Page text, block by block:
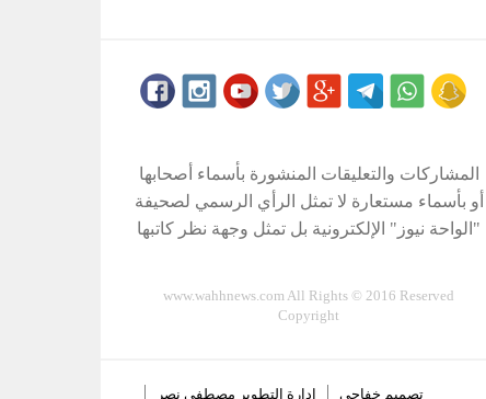
المشاركات والتعليقات المنشورة بأسماء أصحابها
أو بأسماء مستعارة لا تمثل الرأي الرسمي لصحيفة
"الواحة نيوز" الإلكترونية بل تمثل وجهة نظر كاتبها
www.wahhnews.com All Rights © 2016 Reserved
Copyright
تصميم خفاجى إدارة التطوير مصطفى نصر